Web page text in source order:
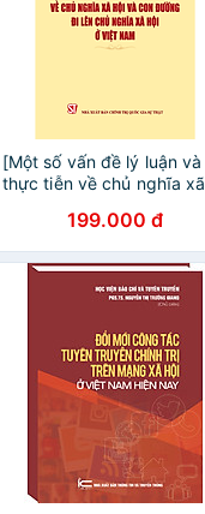
[Một số vấn đề lý luận và
thực tiễn về chủ nghĩa xã
nghĩa xã hội ở Việt Nam
199.000 đ